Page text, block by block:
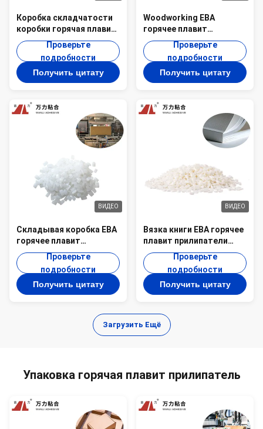
Коробка складчатости
коробки горячая плавит
полиолефин EVA-KB-1H
ЕВА слипчивый
желтоватый
Проверьте
подробности
Получить цитату
Woodworking ЕВА
горячее плавит
слипчивый край
макулатурного картона
Edgebanding скрепляя
EVA-JF-108
Проверьте
подробности
Получить цитату
ВИДЕО
Складывая коробка ЕВА
горячее плавит
прилипатели
упаковывая продукцию
EVA-KB-1HA коробки
Проверьте
подробности
Получить цитату
ВИДЕО
Вязка книги ЕВА горячее
плавит прилипатели
твердое облупленное
Compostable EVA-KG-8
Проверьте
подробности
Получить цитату
Загрузить Ещё
Упаковка горячая плавит прилипатель